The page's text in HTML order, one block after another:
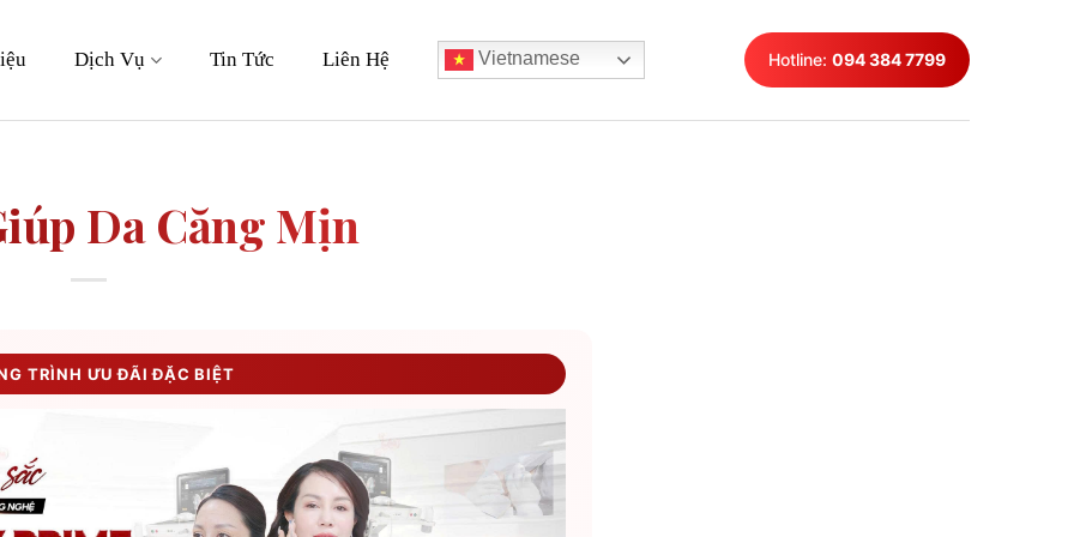
Dịch Vụ Tin Tức Liên Hệ Vietnamese Hotline: 094 384 7799
Da Căng Mịn
TRÌNH ƯU ĐÃI ĐẶC BIỆT